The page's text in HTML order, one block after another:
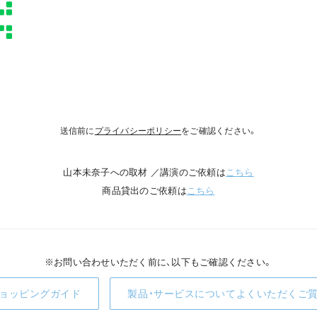
送信前に プライバシーポリシーをご確認ください。
山本未奈子への取材 ／講演のご依頼はこちら
商品貸出のご依頼はこちら
※お問い合わせいただく前に、以下もご確認ください。
ッピングガイド 製品・サービスについてよくいただくご